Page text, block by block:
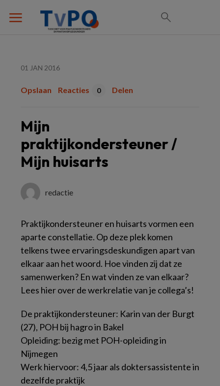
01 JAN 2016
Opslaan Reacties 0 Delen
Mijn
praktijkondersteuner /
Mijn huisarts
redactie
Praktijkondersteuner en huisarts vormen een
aparte constellatie. Op deze plek komen
telkens twee ervaringsdeskundigen apart van
elkaar aan het woord. Hoe vinden zij dat ze
samenwerken? En wat vinden ze van elkaar?
Lees hier over de werkrelatie van je collega’s!
De praktijkondersteuner: Karin van der Burgt
(27), POH bij hagro in Bakel
Opleiding: bezig met POH-opleiding in
Nijmegen
Werk hiervoor: 4,5 jaar als doktersassistente in
dezelfde praktijk